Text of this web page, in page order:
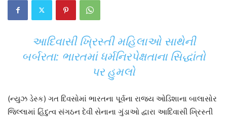
આદિવાસી ખ્રિસ્તી મહિલાઓ સાથેની
બર્બરતા: ભારતમાં ધર્મનિરપેક્ષતાના સિદ્ધાંતો
પર હુમલો
(ન્યુઝ ડેસ્ક) ગત દિવસોમાં ભારતના પૂર્વના રાજ્ય ઓડિશાના બાલાસોર
જિલ્લામાં હિંદુત્વ સંગઠન દેવી સેનાના ગુંડાઓ દ્વારા આદિવાસી ખ્રિસ્તી